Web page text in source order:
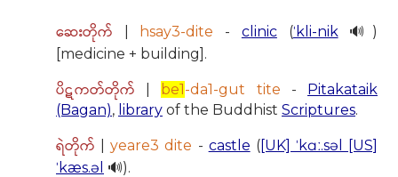
ဆေးတိုက် hsay3-dite - clinic(ˈkli-nik 🔊)
[medicine + building].
ပိဋကတ်တိုက် be1-da1-gut tite - Pitakataik
(Bagan), library of the Buddhist Scriptures.
ရဲတိုက် |yeare3 dite - castle ([UK] ˈkɑː.səl [US]
ˈkæs.əl 🔊).